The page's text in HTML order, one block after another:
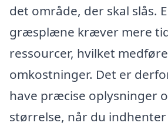
det område, der skal slås.
græsplæne kræver mere
ressourcer, hvilket
omkostninger. Det er
have præcise oplysninger
størrelse, når du